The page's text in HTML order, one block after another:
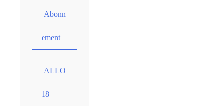
Abonn
ement
ALLO
18